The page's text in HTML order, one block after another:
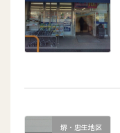
堺・忠生地区